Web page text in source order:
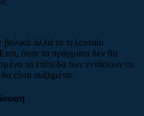
αλλά το τελευταίο
όταν τα πράγματα δεν θα
τα επίπεδα των εντάσεων σε
είναι αυξημένα.